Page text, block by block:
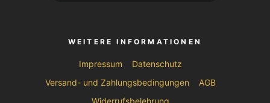
WEITERE INFORMATIONEN
Impressum
Datenschutz
Versand- und Zahlungsbedingungen
AGB
Widerrufsbelehrung